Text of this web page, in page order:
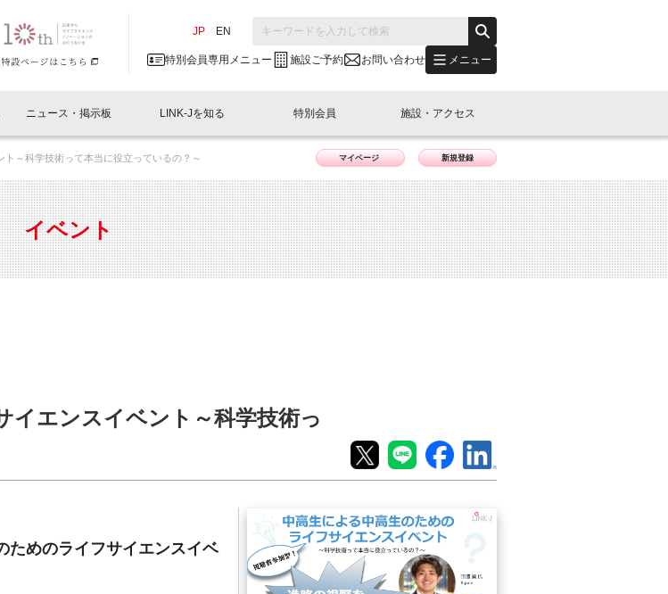
JP EN
特別会員専用メニュー 施設ご予約 お問い合わせ メニュー
閉じる
イベントレポート一覧
LINK-J主催・共催 特別会員開催
LINK-J協賛・協力 出展・参加
？ What's "LINK-BioBAY TOKYO"？
ンタビュー 会報誌 (News Letter)
ラム 日本橋コラム
ニュース・掲示板
人と情報の交流掲示板一覧
会員プレスリリース ニュース・事業紹介
募集 イベント
LINK-Jを知る
What’s LINK-J WEST
介 事業内容
GTB日本橋エリアについて
特別会員
いて 入会申し込み
施設・アクセス
ボ 施設ご予約
～科学技術って本当に役立っているの？～ マイページ 新規登録
イベント
イエンスイベント～科学技術っ
ためのライフサイエンスイベ